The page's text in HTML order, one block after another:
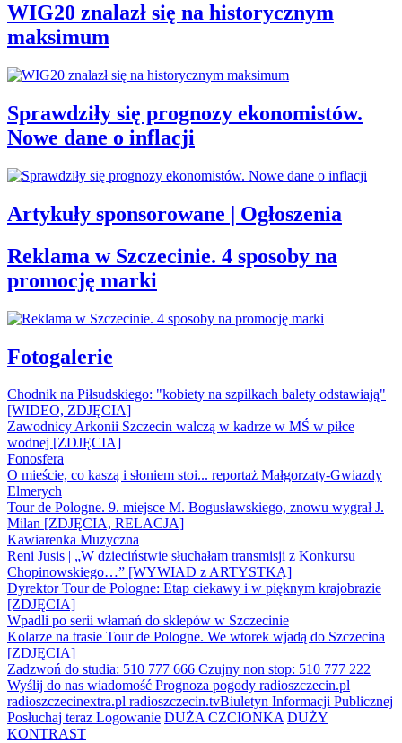
WIG20 znalazł się na historycznym
maksimum
Sprawdziły się prognozy ekonomistów.
Nowe dane o inflacji
Artykuły sponsorowane | Ogłoszenia
Reklama w Szczecinie. 4 sposoby na
promocję marki
Fotogalerie
Chodnik na Piłsudskiego: "kobiety na szpilkach balety odstawiają"
[WIDEO, ZDJĘCIA]
Zawodnicy Arkonii Szczecin walczą w kadrze w MŚ w piłce
wodnej [ZDJĘCIA]
Fonosfera
O mieście, co kaszą i słoniem stoi... reportaż Małgorzaty-Gwiazdy
Elmerych
Tour de Pologne. 9. miejsce M. Bogusławskiego, znowu wygrał J.
Milan [ZDJĘCIA, RELACJA]
Kawiarenka Muzyczna
Reni Jusis | „W dzieciństwie słuchałam transmisji z Konkursu
Chopinowskiego…” [WYWIAD z ARTYSTKĄ]
Dyrektor Tour de Pologne: Etap ciekawy i w pięknym krajobrazie
[ZDJĘCIA]
Wpadli po serii włamań do sklepów w Szczecinie
Kolarze na trasie Tour de Pologne. We wtorek wjadą do Szczecina
[ZDJĘCIA]
Zadzwoń do studia: 510 777 666 Czujny non stop: 510 777 222
Wyślij do nas wiadomość Prognoza pogody radioszczecin.pl
radioszczecinextra.pl radioszczecin.tvBiuletyn Informacji Publicznej
Posłuchaj teraz Logowanie DUŻA CZCIONKA DUŻY
KONTRAST